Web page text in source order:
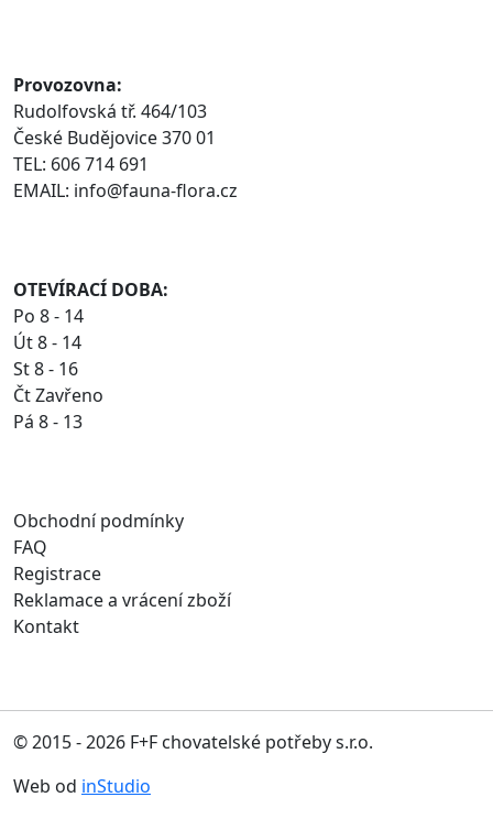
Provozovna:
Rudolfovská tř. 464/103
České Budějovice 370 01
TEL: 606 714 691
EMAIL: info@fauna-flora.cz
OTEVÍRACÍ DOBA:
Po 8 - 14
Út 8 - 14
St 8 - 16
Čt Zavřeno
Pá 8 - 13
Obchodní podmínky
FAQ
Registrace
Reklamace a vrácení zboží
Kontakt
© 2015 - 2026 F+F chovatelské potřeby s.r.o.
Web od inStudio